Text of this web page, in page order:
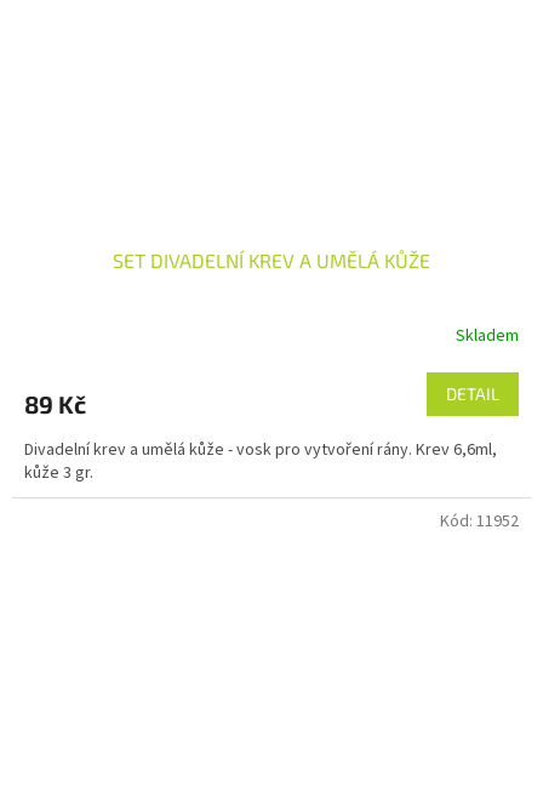
SET DIVADELNÍ KREV A UMĚLÁ KŮŽE
Skladem
89 Kč DETAIL
Divadelní krev a umělá kůže - vosk pro vytvoření rány. Krev 6,6ml,
kůže 3 gr.
Kód: 11952